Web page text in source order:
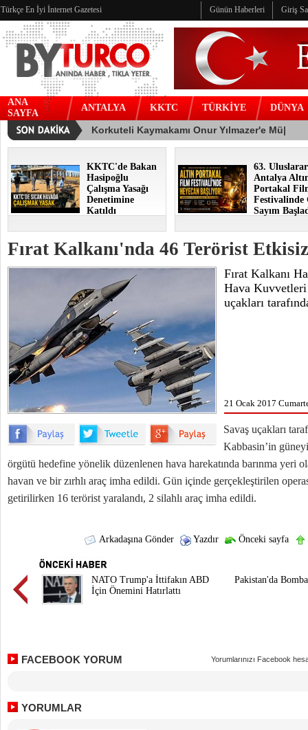
Türkçe En İyi İnternet Gazetesi Günün Haberleri Giriş
ANA
SAYFA
ANTALYA KKTC TÜRKİYE DÜNYA
KKTC'de Bakan
Hasipoğlu
Çalışma Yasağı
Denetimine
Katıldı
63.
Antalya
Portakal
Festivalinde
Sayım
Fırat Kalkanı'nda 46 Terörist
Fırat Kalkanı
Hava Kuvvetleri
uçakları
21 Ocak 2017
Savaş uçakları
Kabbasin’in
örgütü hedefine yönelik düzenlenen hava harekatında barınma yeri
havan ve bir zırhlı araç imha edildi. Gün içinde gerçekleştirilen
getirilirken 16 terörist yaralandı, 2 silahlı araç imha edildi.
Arkadaşına Gönder Yazdır Önceki sayfa
NATO Trump'a İttifakın ABD
İçin Önemini Hatırlattı
Pakistan'da
FACEBOOK YORUM Yorumlarınızı Facebook
YORUMLAR